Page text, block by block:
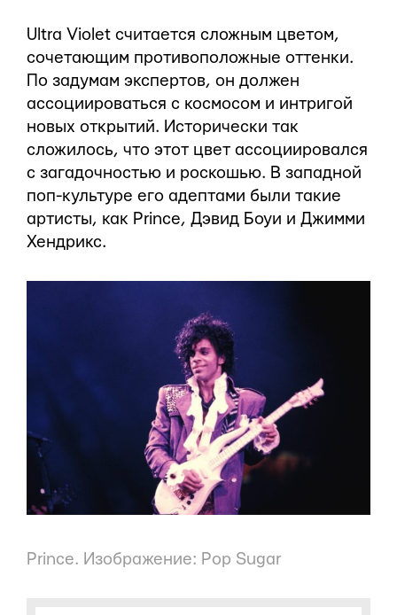
Ultra Violet считается сложным цветом,
сочетающим противоположные оттенки.
По задумам экспертов, он должен
ассоциироваться с космосом и интригой
новых открытий. Исторически так
сложилось, что этот цвет ассоциировался
с загадочностью и роскошью. В западной
поп-культуре его адептами были такие
артисты, как Prince, Дэвид Боуи и Джимми
Хендрикс.
Prince. Изображение: Pop Sugar